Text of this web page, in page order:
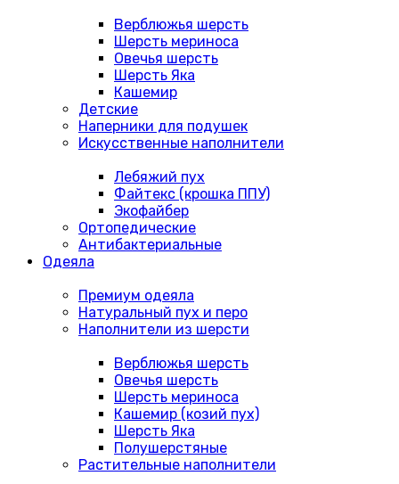
Верблюжья шерсть
Шерсть мериноса
Овечья шерсть
Шерсть Яка
Кашемир
Детские
Наперники для подушек
Искусственные наполнители
Лебяжий пух
Файтекс (крошка ППУ)
Экофайбер
Ортопедические
Антибактериальные
Одеяла
Премиум одеяла
Натуральный пух и перо
Наполнители из шерсти
Верблюжья шерсть
Овечья шерсть
Шерсть мериноса
Кашемир (козий пух)
Шерсть Яка
Полушерстяные
Растительные наполнители